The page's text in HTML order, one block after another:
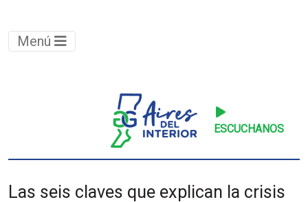
Menú
ESCUCHANOS
Las seis claves que explican la crisis